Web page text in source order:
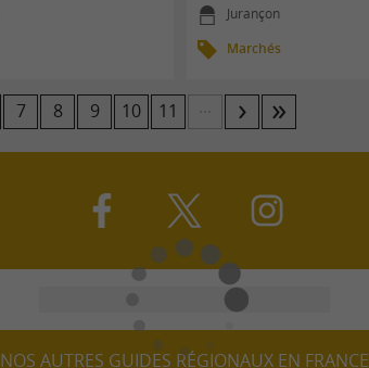
Jurançon
Marchés
7 8 9 10 11
NOS AUTRES GUIDES RÉGIONAUX EN FRANCE